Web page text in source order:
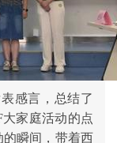
感言，总结了
大家庭活动的点
的瞬间，带着西